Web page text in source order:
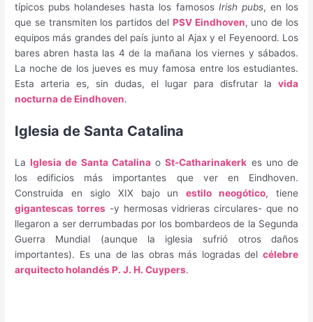
típicos pubs holandeses hasta los famosos Irish pubs, en los
que se transmiten los partidos del PSV Eindhoven, uno de los
equipos más grandes del país junto al Ajax y el Feyenoord. Los
bares abren hasta las 4 de la mañana los viernes y sábados.
La noche de los jueves es muy famosa entre los estudiantes.
Esta arteria es, sin dudas, el lugar para disfrutar la vida
nocturna de Eindhoven.
Iglesia de Santa Catalina
LaIglesia de Santa CatalinaoSt-Catharinakerk es uno de
los edificios más importantes que ver en Eindhoven.
Construida en siglo XIX bajo unestilo neogótico, tiene
gigantescas torres-y hermosas vidrieras circulares- que no
llegaron a ser derrumbadas por los bombardeos de la Segunda
Guerra Mundial (aunque la iglesia sufrió otros daños
importantes). Es una de las obras más logradas del célebre
arquitecto holandés P. J. H. Cuypers.